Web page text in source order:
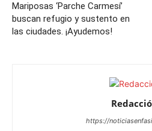
Mariposas ‘Parche Carmesí’
buscan refugio y sustento en
las ciudades. ¡Ayudemos!
https://